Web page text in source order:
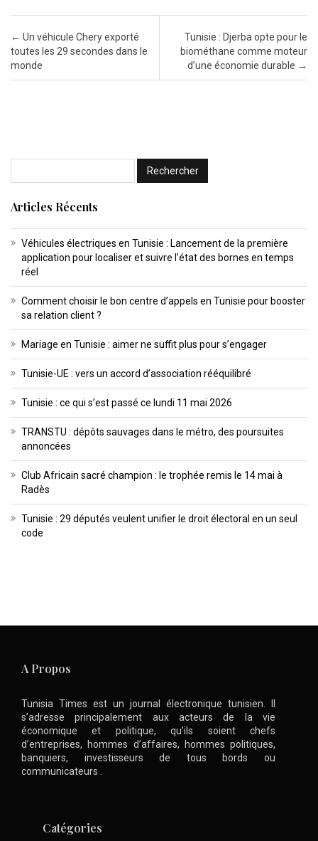
Post navigation
← Un véhicule Chery exporté
toutes les 29 secondes dans le
monde
Tunisie : Djerba opte pour le
biométhane comme moteur
d’une économie durable →
Articles Récents
Véhicules électriques en Tunisie : Lancement de la première
application pour localiser et suivre l’état des bornes en temps
réel
Comment choisir le bon centre d’appels en Tunisie pour booster
sa relation client ?
Mariage en Tunisie : aimer ne suffit plus pour s’engager
Tunisie-UE : vers un accord d’association rééquilibré
Tunisie : ce qui s’est passé ce lundi 11 mai 2026
TRANSTU : dépôts sauvages dans le métro, des poursuites
annoncées
Club Africain sacré champion : le trophée remis le 14 mai à
Radès
Tunisie : 29 députés veulent unifier le droit électoral en un seul
code
A Propos
Tunisia Times est un journal électronique tunisien. Il
s’adresse principalement aux acteurs de la vie
économique et politique, qu’ils soient chefs
d’entreprises, hommes d’affaires, hommes politiques,
banquiers, investisseurs de tous bords ou
communicateurs .
Catégories